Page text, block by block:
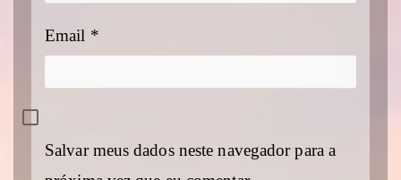
Email *
Salvar meus dados neste navegador para a